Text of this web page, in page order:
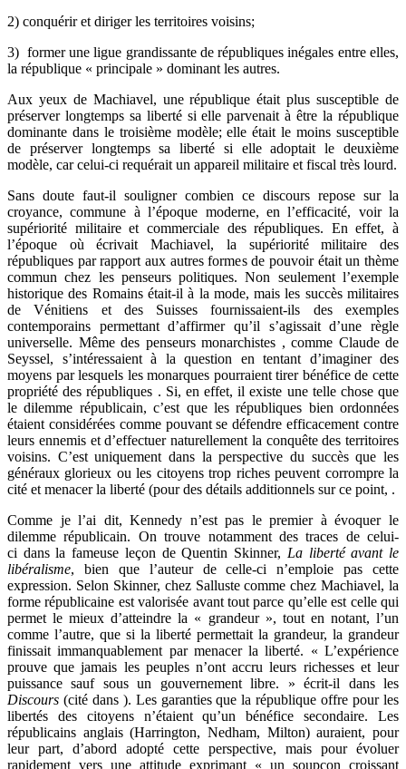
2) conquérir et diriger les territoires voisins;
3) former une ligue grandissante de républiques inégales entre elles,
la république « principale » dominant les autres.
Aux yeux de Machiavel, une république était plus susceptible de
préserver longtemps sa liberté si elle parvenait à être la république
dominante dans le troisième modèle; elle était le moins susceptible
de préserver longtemps sa liberté si elle adoptait le deuxième
modèle, car celui-ci requérait un appareil militaire et fiscal très lourd.
Sans doute faut-il souligner combien ce discours repose sur la
croyance, commune à l’époque moderne, en l’efficacité, voir la
supériorité militaire et commerciale des républiques. En effet, à
l’époque où écrivait Machiavel, la supériorité militaire des
républiques par rapport aux autres formes de pouvoir était un thème
commun chez les penseurs politiques. Non seulement l’exemple
historique des Romains était-il à la mode, mais les succès militaires
de Vénitiens et des Suisses fournissaient-ils des exemples
contemporains permettant d’affirmer qu’il s’agissait d’une règle
universelle. Même des penseurs monarchistes , comme Claude de
Seyssel, s’intéressaient à la question en tentant d’imaginer des
moyens par lesquels les monarques pourraient tirer bénéfice de cette
propriété des républiques . Si, en effet, il existe une telle chose que
le dilemme républicain, c’est que les républiques bien ordonnées
étaient considérées comme pouvant se défendre efficacement contre
leurs ennemis et d’effectuer naturellement la conquête des territoires
voisins. C’est uniquement dans la perspective du succès que les
généraux glorieux ou les citoyens trop riches peuvent corrompre la
cité et menacer la liberté (pour des détails additionnels sur ce point, .
Comme je l’ai dit, Kennedy n’est pas le premier à évoquer le
dilemme républicain. On trouve notamment des traces de celui-
ci dans la fameuse leçon de Quentin Skinner, La liberté avant le
libéralisme, bien que l’auteur de celle-ci n’emploie pas cette
expression. Selon Skinner, chez Salluste comme chez Machiavel, la
forme républicaine est valorisée avant tout parce qu’elle est celle qui
permet le mieux d’atteindre la « grandeur », tout en notant, l’un
comme l’autre, que si la liberté permettait la grandeur, la grandeur
finissait immanquablement par menacer la liberté. « L’expérience
prouve que jamais les peuples n’ont accru leurs richesses et leur
puissance sauf sous un gouvernement libre. » écrit-il dans les
Discours (cité dans ). Les garanties que la république offre pour les
libertés des citoyens n’étaient qu’un bénéfice secondaire. Les
républicains anglais (Harrington, Nedham, Milton) auraient, pour
leur part, d’abord adopté cette perspective, mais pour évoluer
rapidement vers une attitude exprimant « un soupçon croissant